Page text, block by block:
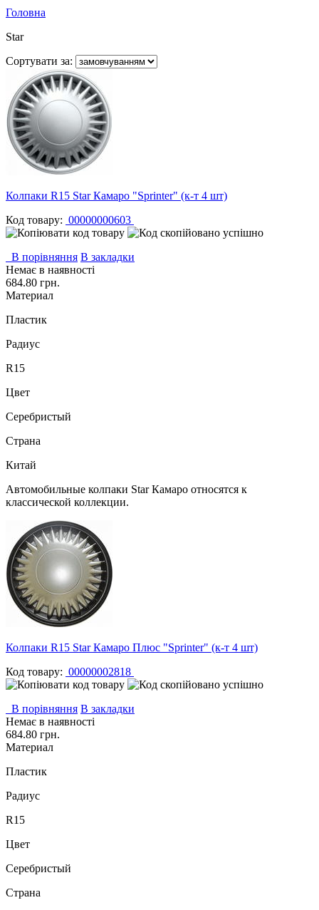
Головна
Star
Сортувати за:
Колпаки R15 Star Камаро "Sprinter" (к-т 4 шт)
Код товару: 00000000603
В порівняння В закладки
Немає в наявності
684.80 грн.
Материал
Пластик
Радиус
R15
Цвет
Серебристый
Страна
Китай
Автомобильные колпаки Star Камаро относятся к
классической коллекции.
Колпаки R15 Star Камаро Плюс "Sprinter" (к-т 4 шт)
Код товару: 00000002818
В порівняння В закладки
Немає в наявності
684.80 грн.
Материал
Пластик
Радиус
R15
Цвет
Серебристый
Страна